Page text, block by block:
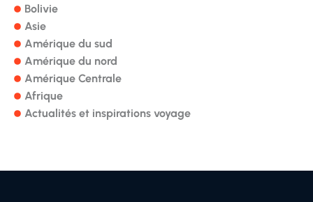
Bolivie
Asie
Amérique du sud
Amérique du nord
Amérique Centrale
Afrique
Actualités et inspirations voyage